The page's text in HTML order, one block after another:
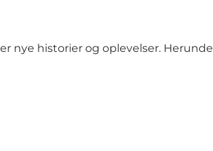
nye historier og oplevelser.